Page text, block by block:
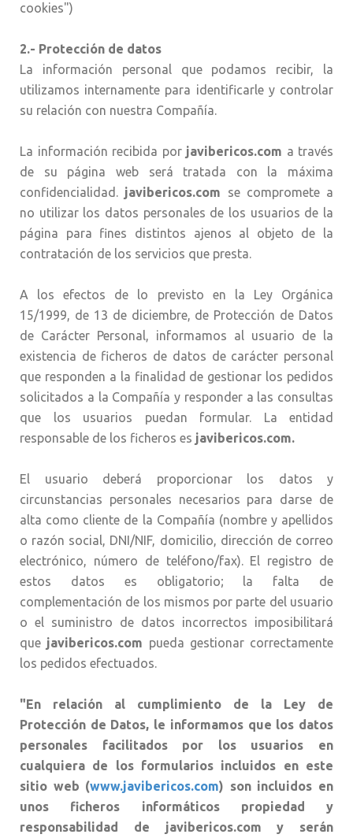
cookies")
2.- Protección de datos
La información personal que podamos recibir, la
utilizamos internamente para identificarle y controlar
su relación con nuestra Compañía.
La información recibida por javibericos.com a través
de su página web será tratada con la máxima
confidencialidad. javibericos.com se compromete a
no utilizar los datos personales de los usuarios de la
página para fines distintos ajenos al objeto de la
contratación de los servicios que presta.
A los efectos de lo previsto en la Ley Orgánica
15/1999, de 13 de diciembre, de Protección de Datos
de Carácter Personal, informamos al usuario de la
existencia de ficheros de datos de carácter personal
que responden a la finalidad de gestionar los pedidos
solicitados a la Compañía y responder a las consultas
que los usuarios puedan formular. La entidad
responsable de los ficheros es javibericos.com.
El usuario deberá proporcionar los datos y
circunstancias personales necesarios para darse de
alta como cliente de la Compañía (nombre y apellidos
o razón social, DNI/NIF, domicilio, dirección de correo
electrónico, número de teléfono/fax). El registro de
estos datos es obligatorio; la falta de
complementación de los mismos por parte del usuario
o el suministro de datos incorrectos imposibilitará
que javibericos.com pueda gestionar correctamente
los pedidos efectuados.
"En relación al cumplimiento de la Ley de
Protección de Datos, le informamos que los datos
personales facilitados por los usuarios en
cualquiera de los formularios incluidos en este
sitio web (www.javibericos.com) son incluidos en
unos ficheros informáticos propiedad y
responsabilidad de javibericos.com y serán